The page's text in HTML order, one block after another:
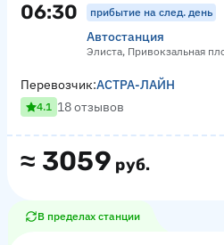
06:30 прибытие на след. день
Автостанция
Элиста, Привокзальная
≈ 3059 руб.
Перевозчик:АСТРА-ЛАЙН
4.1 18 отзывов
В пределах станции